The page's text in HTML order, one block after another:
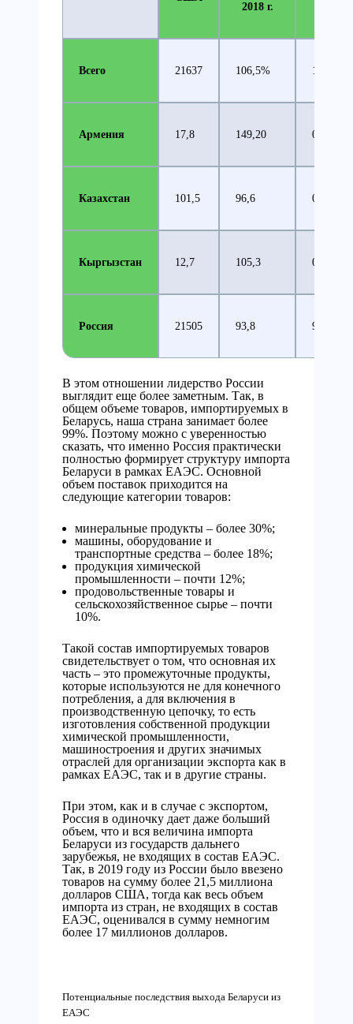
2018 г.
Всего 21637 106,5% 100
Армения 17,8 149,20 0,08
Казахстан 101,5 96,6 0,47
Кыргызстан 12,7 105,3 0,06
Россия 21505 93,8 99,39
В этом отношении лидерство России
выглядит еще более заметным. Так, в
общем объеме товаров, импортируемых в
Беларусь, наша страна занимает более
99%. Поэтому можно с уверенностью
сказать, что именно Россия практически
полностью формирует структуру импорта
Беларуси в рамках ЕАЭС. Основной
объем поставок приходится на
следующие категории товаров:
минеральные продукты – более 30%;
машины, оборудование и
транспортные средства – более 18%;
продукция химической
промышленности – почти 12%;
продовольственные товары и
сельскохозяйственное сырье – почти
10%.
Такой состав импортируемых товаров
свидетельствует о том, что основная их
часть – это промежуточные продукты,
которые используются не для конечного
потребления, а для включения в
производственную цепочку, то есть
изготовления собственной продукции
химической промышленности,
машиностроения и других значимых
отраслей для организации экспорта как в
рамках ЕАЭС, так и в другие страны.
При этом, как и в случае с экспортом,
Россия в одиночку дает даже больший
объем, что и вся величина импорта
Беларуси из государств дальнего
зарубежья, не входящих в состав ЕАЭС.
Так, в 2019 году из России было ввезено
товаров на сумму более 21,5 миллиона
долларов США, тогда как весь объем
импорта из стран, не входящих в состав
ЕАЭС, оценивался в сумму немногим
более 17 миллионов долларов.
Потенциальные последствия выхода Беларуси из
ЕАЭС